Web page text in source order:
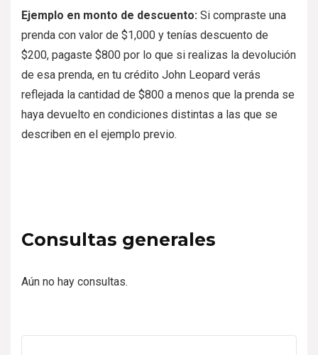
Ejemplo en monto de descuento: Si compraste una
prenda con valor de $1,000 y tenías descuento de
$200, pagaste $800 por lo que si realizas la devolución
de esa prenda, en tu crédito John Leopard verás
reflejada la cantidad de $800 a menos que la prenda se
haya devuelto en condiciones distintas a las que se
describen en el ejemplo previo.
Consultas generales
Aún no hay consultas.